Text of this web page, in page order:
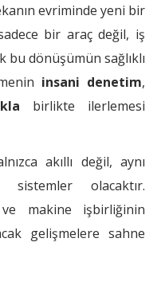
evriminde yeni bir
bir araç değil, iş
bu dönüşümün sağlıklı
insani denetim,
birlikte ilerlemesi
akıllı değil, aynı
olacaktır.
makine işbirliğinin
gelişmelere sahne